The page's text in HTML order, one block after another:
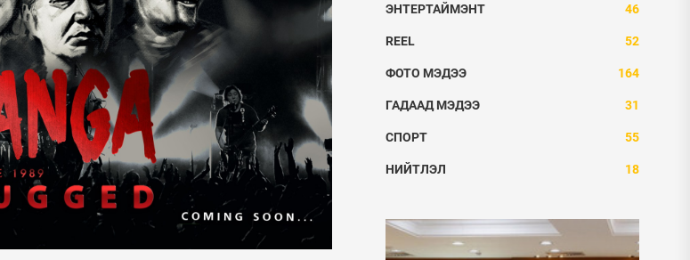
ЭНТЕРТАЙМЭНТ 46
REEL 52
ФОТО МЭДЭЭ 164
ГАДААД МЭДЭЭ 31
СПОРТ 55
НИЙТЛЭЛ 18